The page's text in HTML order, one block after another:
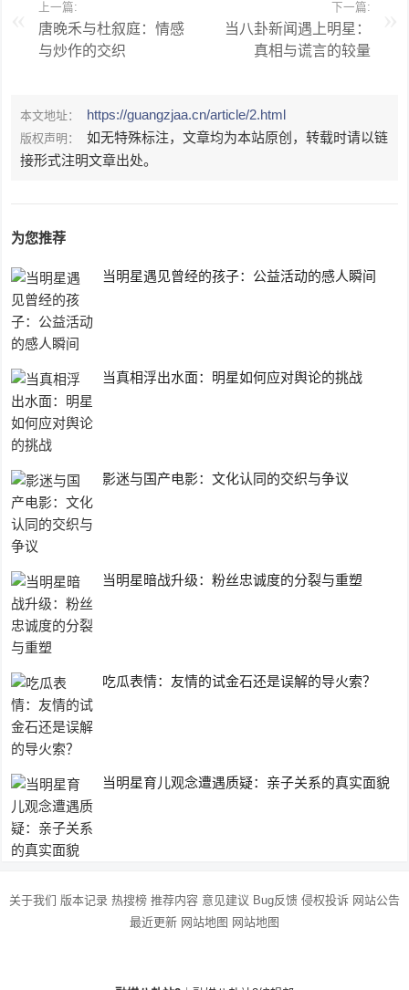
上一篇:
唐晚禾与杜叙庭：情感
与炒作的交织
下一篇:
当八卦新闻遇上明星：
真相与谎言的较量
本文地址： https://guangzjaa.cn/article/2.html
版权声明：
如无特殊标注，文章均为本站原创，转载时请以链
接形式注明文章出处。
为您推荐
当明星遇见曾经的孩子：公益活动的感人瞬间
当真相浮出水面：明星如何应对舆论的挑战
影迷与国产电影：文化认同的交织与争议
当明星暗战升级：粉丝忠诚度的分裂与重塑
吃瓜表情：友情的试金石还是误解的导火索？
当明星育儿观念遭遇质疑：亲子关系的真实面貌
关于我们 版本记录 热搜榜 推荐内容 意见建议 Bug反馈 侵权投诉 网站公告
最近更新 网站地图 网站地图